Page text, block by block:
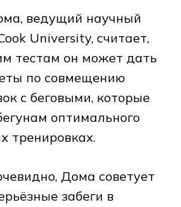
ведущий научный
University, считает,
тестам он может дать
по совмещению
с беговыми, которые
оптимального
тренировках.
Дома советует
забеги в